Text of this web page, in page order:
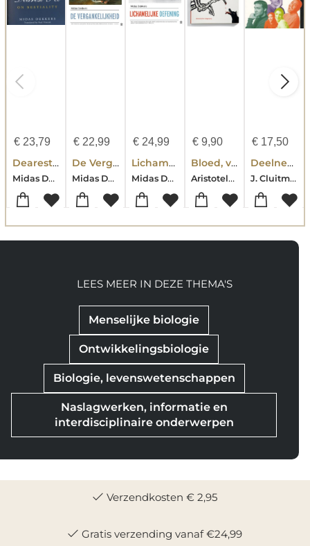
€23,79
Dearest Pet
Midas Dekkers
€22,99
De Vergankelijkheid
Midas Dekkers
€ 24,99
Lichamelijke oefening
Midas Dekkers
€ 9,90
Bloed, vlees & botten
Aristoteles-Midas Dekkers-D. Draaisma
€ 17,50
Deelnemershandleiding voor de opleidingen Economie in het MBO Hoezo PGO?
J. Cluitmans-Midas Dekkers
Menselijke biologie
Ontwikkelingsbiologie
Biologie, levenswetenschappen
Naslagwerken, informatie en
interdisciplinaire onderwerpen
LEES MEER IN DEZE THEMA'S
Verzendkosten € 2,95
Gratis verzending vanaf €24,99